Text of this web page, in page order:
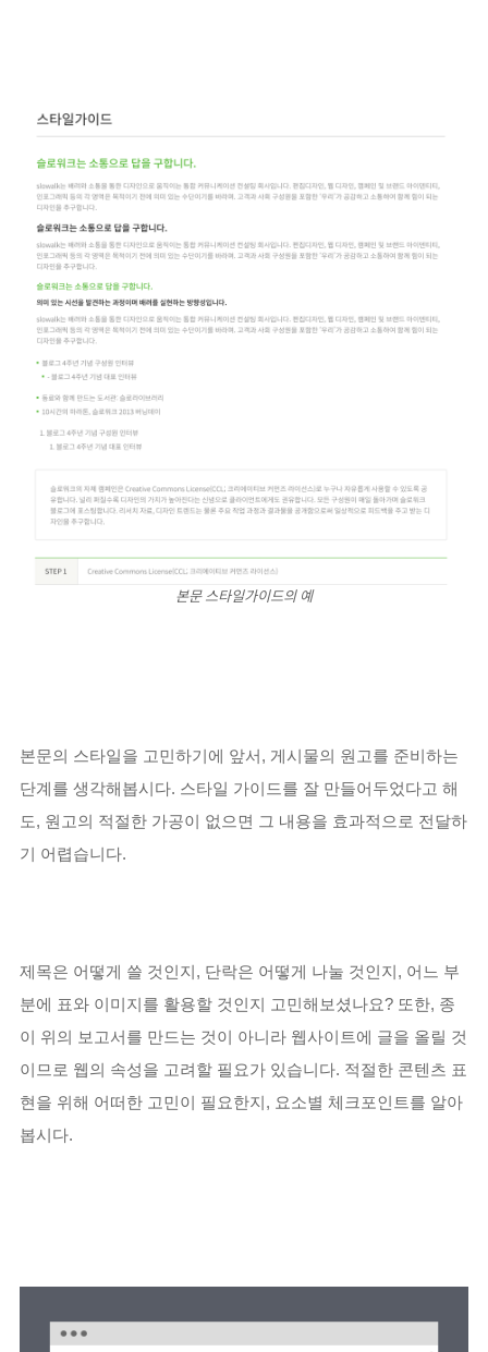
본문 스타일가이드의 예
본문의 스타일을 고민하기에 앞서, 게시물의 원고를 준비하는
단계를 생각해봅시다. 스타일 가이드를 잘 만들어두었다고 해
도, 원고의 적절한 가공이 없으면 그 내용을 효과적으로 전달하
기 어렵습니다.
제목은 어떻게 쓸 것인지, 단락은 어떻게 나눌 것인지, 어느 부
분에 표와 이미지를 활용할 것인지 고민해보셨나요? 또한, 종
이 위의 보고서를 만드는 것이 아니라 웹사이트에 글을 올릴 것
이므로 웹의 속성을 고려할 필요가 있습니다. 적절한 콘텐츠 표
현을 위해 어떠한 고민이 필요한지, 요소별 체크포인트를 알아
봅시다.